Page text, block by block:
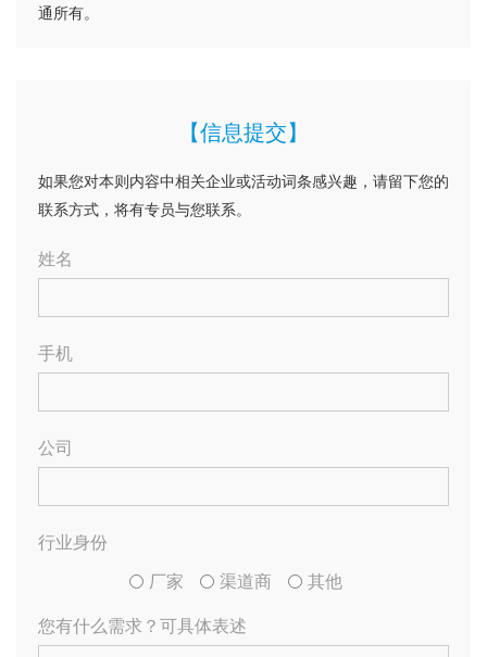
通所有。